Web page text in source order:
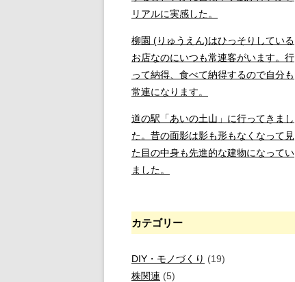
リアルに実感した。
柳園 (りゅうえん)はひっそりしている
お店なのにいつも常連客がいます。行
って納得、食べて納得するので自分も
常連になります。
道の駅「あいの土山」に行ってきまし
た。昔の面影は影も形もなくなって見
た目の中身も先進的な建物になってい
ました。
カテゴリー
DIY・モノづくり (19)
株関連 (5)